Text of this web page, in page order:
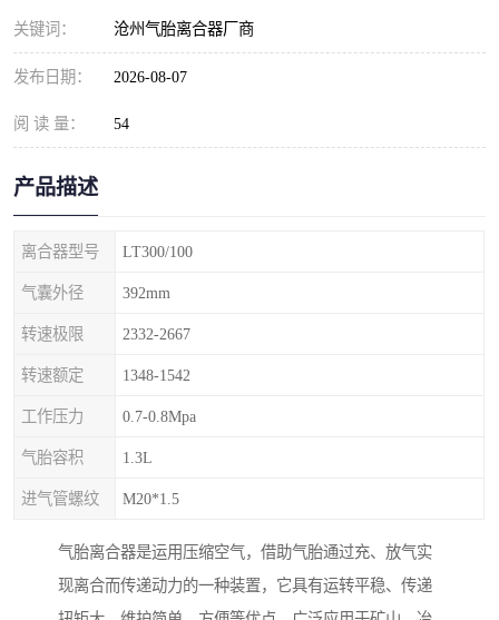
关键词： 沧州气胎离合器厂商
发布日期： 2026-08-07
阅 读 量： 54
产品描述
离合器型号 LT300/100
气囊外径 392mm
转速极限 2332-2667
转速额定 1348-1542
工作压力 0.7-0.8Mpa
气胎容积 1.3L
进气管螺纹 M20*1.5
气胎离合器是运用压缩空气，借助气胎通过充、放气实
现离合而传递动力的一种装置，它具有运转平稳、传递